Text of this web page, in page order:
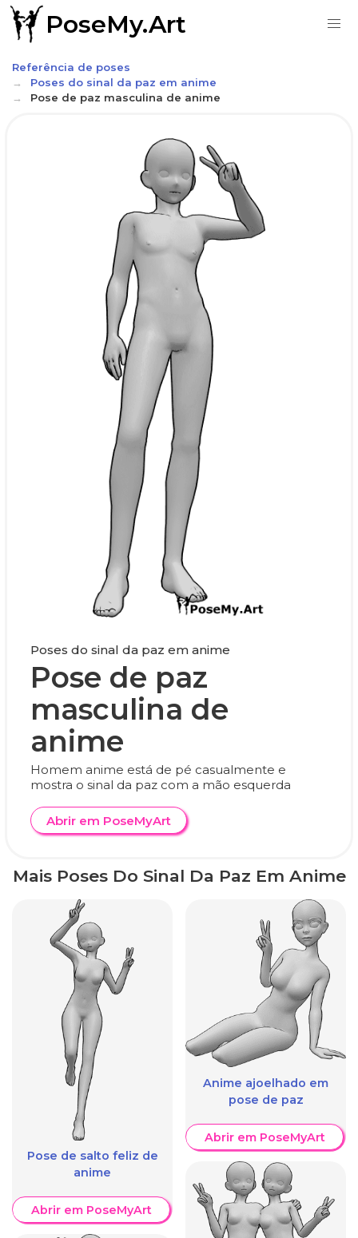
PoseMy.Art
Referência de poses
Poses do sinal da paz em anime
Pose de paz masculina de anime
Poses do sinal da paz em anime
Pose de paz
masculina de
anime
Homem anime está de pé casualmente e
mostra o sinal da paz com a mão esquerda
Abrir em PoseMyArt
Mais Poses Do Sinal Da Paz Em Anime
Pose de salto feliz de
anime
Abrir em PoseMyArt
Anime ajoelhado em
pose de paz
Abrir em PoseMyArt